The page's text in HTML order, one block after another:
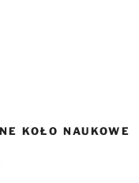
KOŁO NAUKOWE